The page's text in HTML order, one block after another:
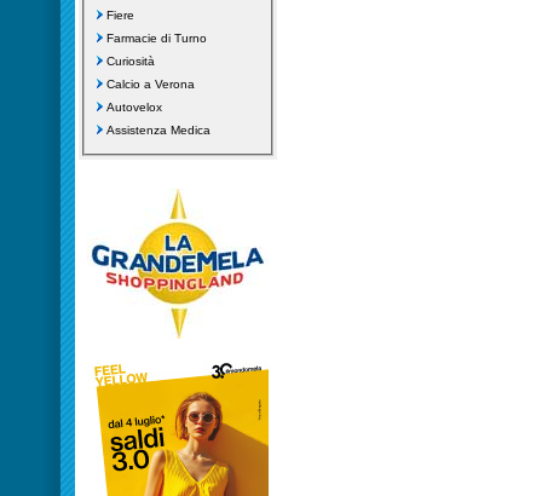
Fiere
Farmacie di Turno
Curiosità
Calcio a Verona
Autovelox
Assistenza Medica